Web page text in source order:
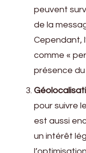
peuvent
de la
Cependant,
comme «
présence du
pour suivre
est aussi
un intérêt